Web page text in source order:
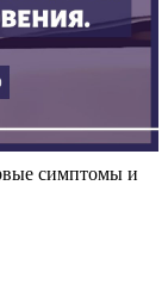
симптомы и